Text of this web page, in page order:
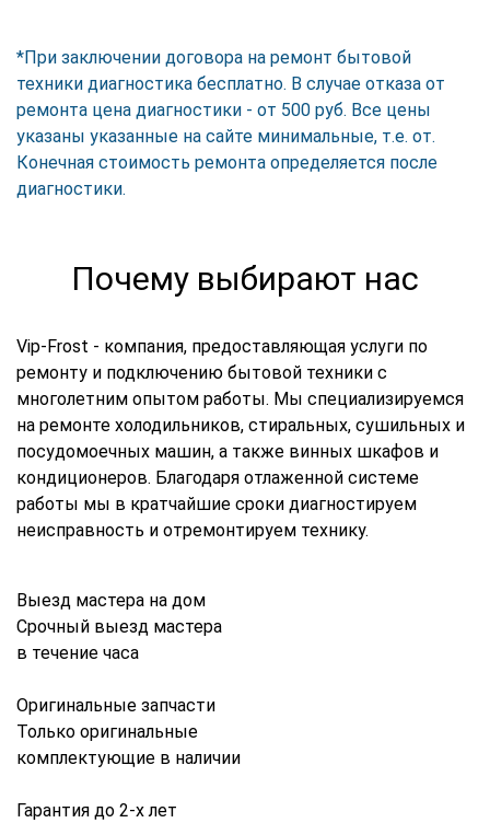
*При заключении договора на ремонт бытовой
техники диагностика бесплатно. В случае отказа от
ремонта цена диагностики - от 500 руб. Все цены
указаны указанные на сайте минимальные, т.е. от.
Конечная стоимость ремонта определяется после
диагностики.
Почему выбирают нас
Vip-Frost - компания, предоставляющая услуги по
ремонту и подключению бытовой техники с
многолетним опытом работы. Мы специализируемся
на ремонте холодильников, стиральных, сушильных и
посудомоечных машин, а также винных шкафов и
кондиционеров. Благодаря отлаженной системе
работы мы в кратчайшие сроки диагностируем
неисправность и отремонтируем технику.
Выезд мастера на дом
Срочный выезд мастера
в течение часа
Оригинальные запчасти
Только оригинальные
комплектующие в наличии
Гарантия до 2-х лет